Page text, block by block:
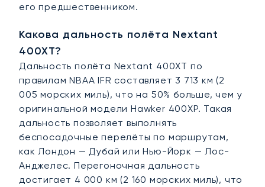
его предшественником.
Какова дальность полёта Nextant
400XT?
Дальность полёта Nextant 400XT по
правилам NBAA IFR составляет 3 713 км (2
005 морских миль), что на 50% больше, чем у
оригинальной модели Hawker 400XP. Такая
дальность позволяет выполнять
беспосадочные перелёты по маршрутам,
как Лондон — Дубай или Нью-Йорк — Лос-
Анджелес. Перегоночная дальность
достигает 4 000 км (2 160 морских миль), что